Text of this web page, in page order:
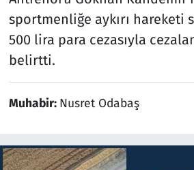
sportmenliğe aykırı hareketi
500 lira para cezasıyla
belirtti.
Muhabir: Nusret Odabaş